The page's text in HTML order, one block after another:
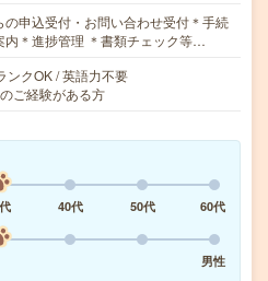
の申込受付・お問い合わせ受付＊手続
内＊進捗管理 ＊書類チェック等…
ンクOK / 英語力不要
ご経験がある方
40代 50代
60代
男性